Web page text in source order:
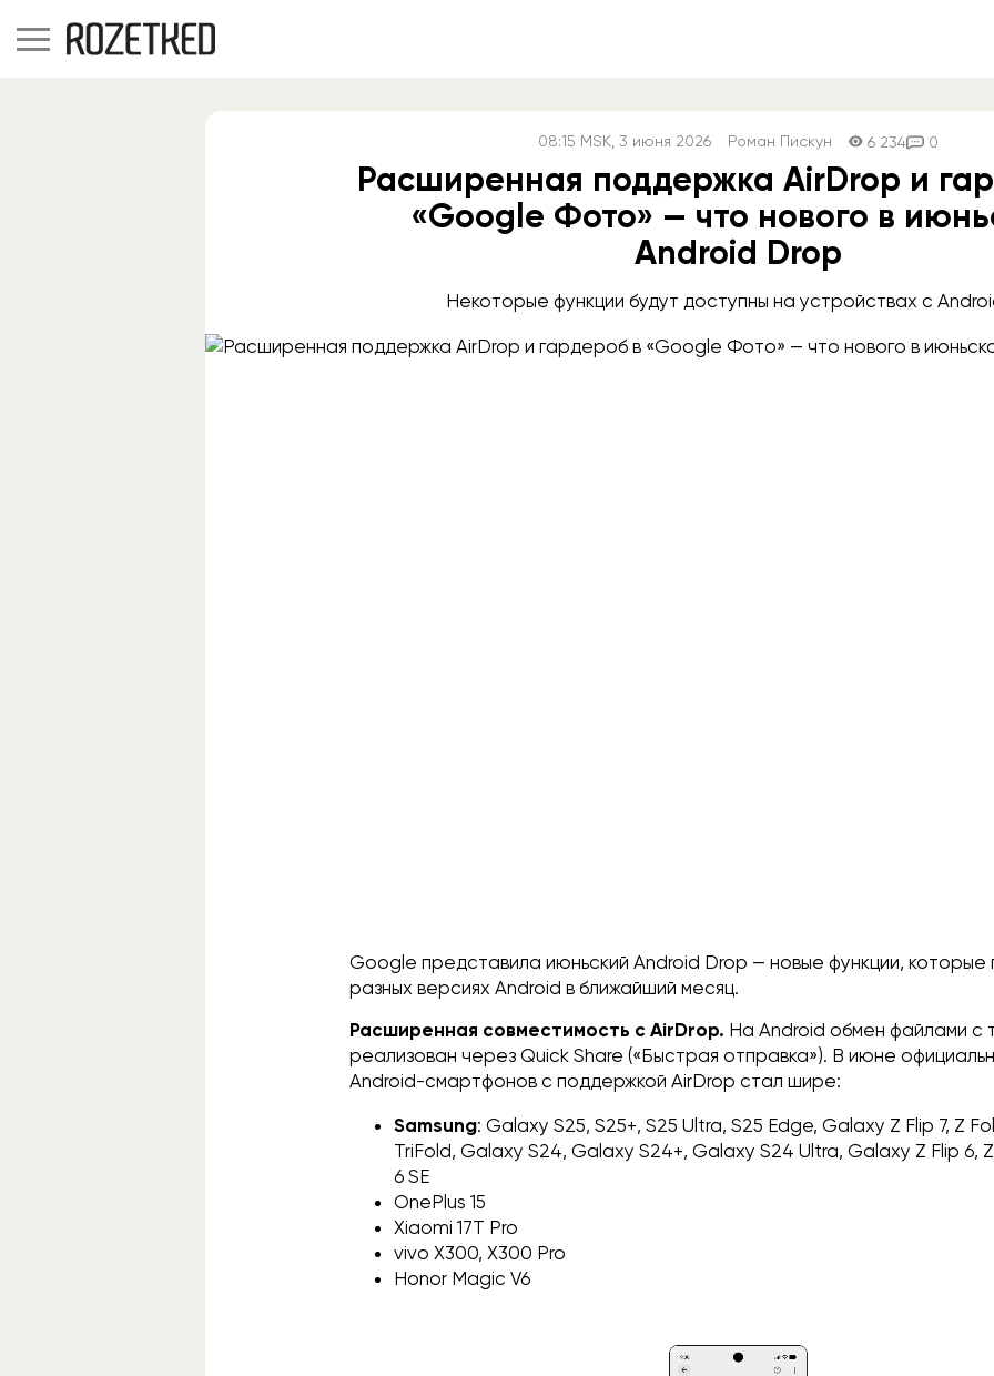
08:15 MSK, 3 июня 2026 Роман Пискун 6 234 0
Расширенная поддержка AirDrop и
«Google Фото» — что нового в
Android Drop
Некоторые функции будут доступны на устройствах с
Google представила июньский Android Drop — новые функции, которые
разных версиях Android в ближайший месяц.
Расширенная совместимость с AirDrop. На Android обмен файлами с
реализован через Quick Share («Быстрая отправка»). В июне
Android-смартфонов с поддержкой AirDrop стал шире:
Samsung: Galaxy S25, S25+, S25 Ultra, S25 Edge, Galaxy Z Flip 7, Z
TriFold, Galaxy S24, Galaxy S24+, Galaxy S24 Ultra, Galaxy Z Flip 6,
6 SE
OnePlus 15
Xiaomi 17T Pro
vivo X300, X300 Pro
Honor Magic V6